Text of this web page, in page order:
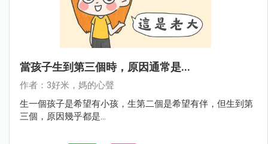
當孩子生到第三個時，原因通常是...
作者：3好米，媽的心聲
生一個孩子是希望有小孩，生第二個是希望有伴，但生到第
三個，原因幾乎都是...